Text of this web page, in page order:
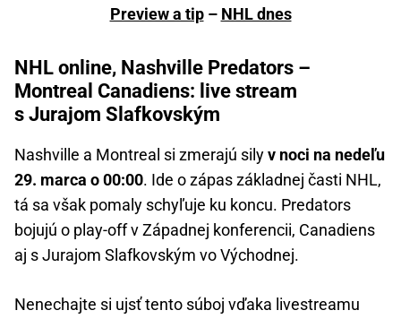
Preview a tip– NHL dnes
NHL online, Nashville Predators –
Montreal Canadiens: live stream
s Jurajom Slafkovským
Nashville a Montreal si zmerajú silyv noci na nedeľu
29. marca o 00:00. Ide o zápas základnej časti NHL,
tá sa však pomaly schyľuje ku koncu. Predators
bojujú o play-off v Západnej konferencii, Canadiens
aj s Jurajom Slafkovským vo Východnej.
Nenechajte si ujsť tento súboj vďaka livestreamu